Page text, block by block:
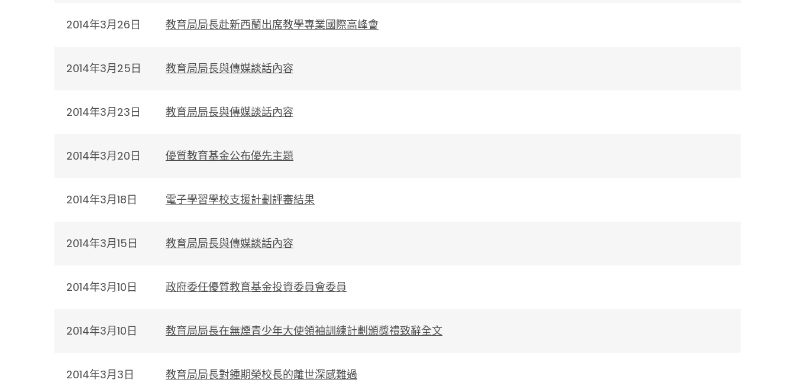
2014年3月26日 教育局局長赴新西蘭出席教學專業國際高峰會
2014年3月25日 教育局局長與傳媒談話內容
2014年3月23日 教育局局長與傳媒談話內容
2014年3月20日 優質教育基金公布優先主題
2014年3月18日 電子學習學校支援計劃評審結果
2014年3月15日 教育局局長與傳媒談話內容
2014年3月10日 政府委任優質教育基金投資委員會委員
2014年3月10日 教育局局長在無煙青少年大使領袖訓練計劃頒獎禮致辭全文
2014年3月3日 教育局局長對鍾期榮校長的離世深感難過